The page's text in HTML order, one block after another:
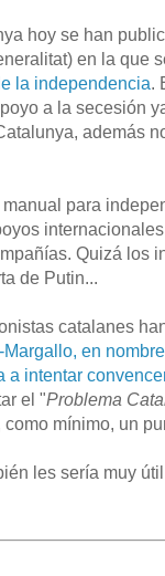
hoy se han
en la que
la independencia.
a la secesión
además
para
Quizá los
de Putin...
catalanes
Margallo, en
a intentar
el "Problema
mínimo, un
les sería muy